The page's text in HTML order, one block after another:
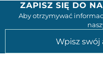
ZAPISZ SIĘ DO
Aby otrzymywać